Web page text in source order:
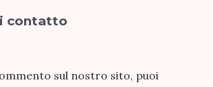
contatto
sul nostro sito, puoi